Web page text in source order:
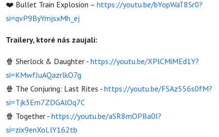
❤️ Bullet Train Explosion – https://youtu.be/bYopWaT8Sr0?
si=qvP9ByYmjsxMh_ej
Trailery, ktoré nás zaujali:
🍿 Sherlock & Daughter - https://youtu.be/XPlCMiMEd1Y?
si=KMwfJuAQazrlkO7g
🍿 The Conjuring: Last Rites - https://youtu.be/FSAz556s0fM?
si=Tjk3Em7ZDGAlOq7C
🍿 Together - https://youtu.be/aSR8mOPBa0I?
si=zix9enXoLlY162tb